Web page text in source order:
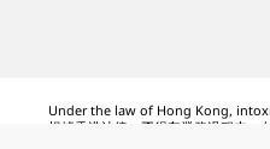
Under the law of Hong Kong,
根據香港法律，不得在業務過程中，